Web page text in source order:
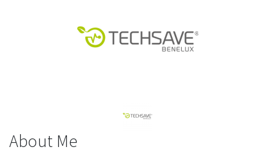
About Me